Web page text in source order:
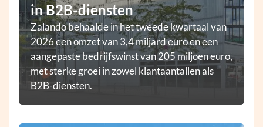
in B2B-diensten
Zalando behaalde in het tweede kwartaal van
2026 een omzet van 3,4 miljard euro en een
aangepaste bedrijfswinst van 205 miljoen euro,
met sterke groei in zowel klantaantallen als
B2B-diensten.